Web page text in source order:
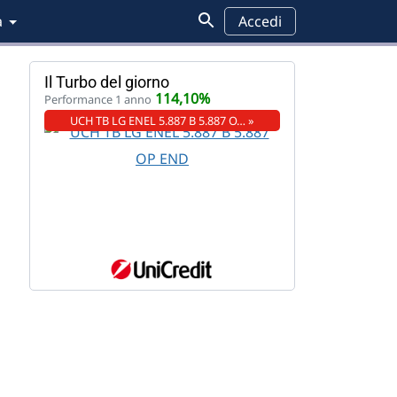
Accedi
Il Turbo del giorno
Performance 1 anno 114,10%
UCH TB LG ENEL 5.887 B 5.887 O… »